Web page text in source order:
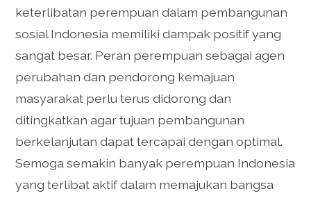
keterlibatan perempuan dalam pembangunan
sosial Indonesia memiliki dampak positif yang
sangat besar. Peran perempuan sebagai agen
perubahan dan pendorong kemajuan
masyarakat perlu terus didorong dan
ditingkatkan agar tujuan pembangunan
berkelanjutan dapat tercapai dengan optimal.
Semoga semakin banyak perempuan Indonesia
yang terlibat aktif dalam memajukan bangsa